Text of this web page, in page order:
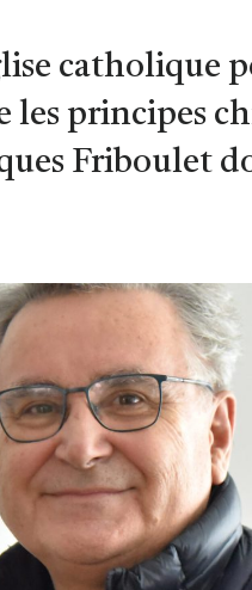
catholique
principes
Friboulet